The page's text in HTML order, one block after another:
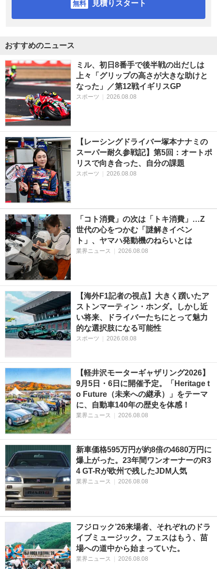
見積りスタート
おすすめのニュース
ミル、初日8番手で後半戦の出だしは
上々「グリップの高さが大きな助けと
なった」／第12戦イギリスGP
スポーツ 2026.08.08
【レーシングドライバー塚本ナナミの
スーパー耐久参戦記】第5回：オートポ
リスで向き合った、自分の課題
スポーツ 2026.08.08
「コト消費」の次は「トキ消費」…Z
世代の心をつかむ「謎解きイベン
ト」、ヤマハ発動機のねらいとは
業界ニュース 2026.08.08
【海外F1記者の視点】大きく躓いたア
ストンマーティン・ホンダ。しかし近
い将来、ドライバーたちにとって魅力
的な選択肢になる可能性
スポーツ 2026.08.08
【軽井沢モーターギャザリング2026】
9月5日・6日に開催予定。「Heritage t
o Future（未来への継承）」をテーマ
に、自動車140年の歴史を体感！
業界ニュース | 2026.08.08
新車価格595万円が約8倍の4680万円に
爆上がった。23年間ワンオーナーのR3
4 GT-Rが欧州で残したJDM人気
業界ニュース | 2026.08.08
フジロック’26来場者、それぞれのドラ
イブミュージック。フェスはもう、苗
場への道中から始まっていた。
業界ニュース | 2026.08.08